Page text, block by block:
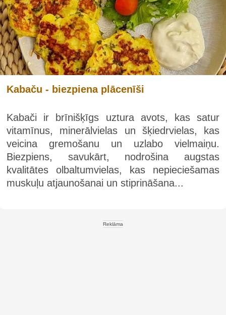
Kabaču - biezpiena plācenīši
Kabači ir brīnišķīgs uztura avots, kas satur
vitamīnus, minerālvielas un šķiedrvielas, kas
veicina gremošanu un uzlabo vielmaiņu.
Biezpiens, savukārt, nodrošina augstas
kvalitātes olbaltumvielas, kas nepieciešamas
muskuļu atjaunošanai un stiprināšana...
Reklāma